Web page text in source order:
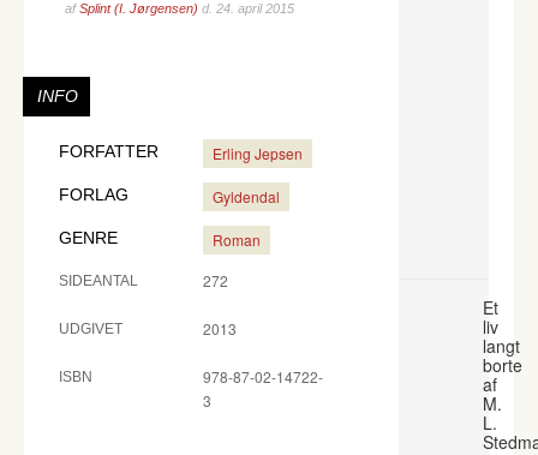
afSplint (I. Jørgensen) d. 24. april 2015
INFO
FORFATTER Erling Jepsen
FORLAG Gyldendal
GENRE Roman
SIDEANTAL 272
UDGIVET 2013
ISBN
978-87-02-14722-
3
Et
liv
langt
borte
af
M.
L.